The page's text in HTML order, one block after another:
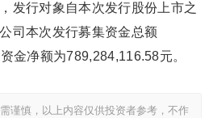
发行对象自本次发行股份上市之
司本次发行募集资金总额
金净额为789,284,116.58元。
谨慎，以上内容仅供投资者参考，不作